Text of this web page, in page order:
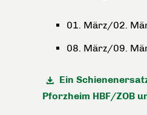
01. März/02.
08. März/09.
Ein
Pforzheim HBF/ZOB